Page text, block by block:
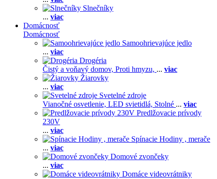
Slnečníky
... viac
Domácnosť
Domácnosť
Samoohrievajúce jedlo
... viac
Drogéria
Čistý a voňavý domov, Proti hmyzu, ... viac
Žiarovky
... viac
Svetelné zdroje
Vianočné osvetlenie, LED svietidlá, Stolné ... viac
Predlžovacie prívody
230V
... viac
Spínacie Hodiny , merače
... viac
Domové zvončeky
... viac
Domáce videovrátniky